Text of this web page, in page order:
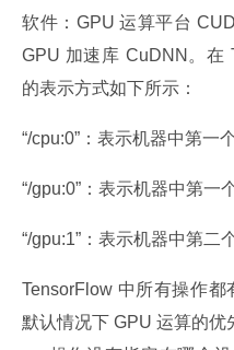
软件：GPU 运算平台
GPU 加速库 CuDNN。在
的表示方式如下所示：
“/cpu:0”：表示机器中第一
“/gpu:0”：表示机器中第一
“/gpu:1”：表示机器中第二
TensorFlow 中所有操作都
默认情况下 GPU 运算的优